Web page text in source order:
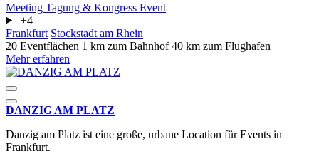
Meeting Tagung & Kongress Event
+4
Frankfurt Stockstadt am Rhein
20 Eventflächen 1 km zum Bahnhof40 km zum Flughafen
Mehr erfahren
DANZIG AM PLATZ
Danzig am Platz ist eine große, urbane Location für Events in
Frankfurt.